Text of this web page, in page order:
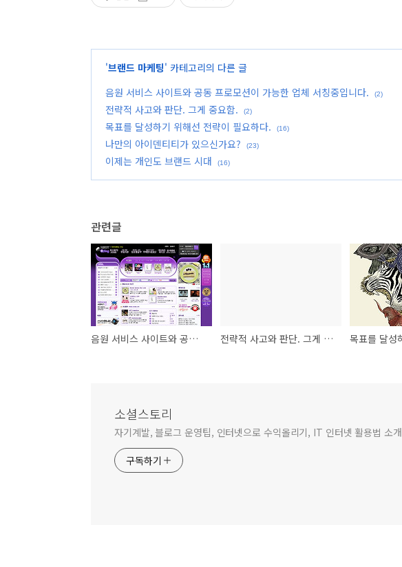
'브랜드 마케팅' 카테고리의 다른 글
음원 서비스 사이트와 공동 프로모션이 가능한 업체 서칭중입니다.
(2)
전략적 사고와 판단. 그게 중요함. (2)
목표를 달성하기 위해선 전략이 필요하다. (16)
나만의 아이덴티티가 있으신가요? (23)
이제는 개인도 브랜드 시대 (16)
관련글
음원 서비스 사이트와 공동 프로모션이 가능한 업체 서칭중입니다. 전략적 사고와 판단. 그게 중요함.
소셜스토리
자기계발, 블로그 운영팁, 인터넷으로 수익올리기, IT 인터넷 활용법 소개
구독하기